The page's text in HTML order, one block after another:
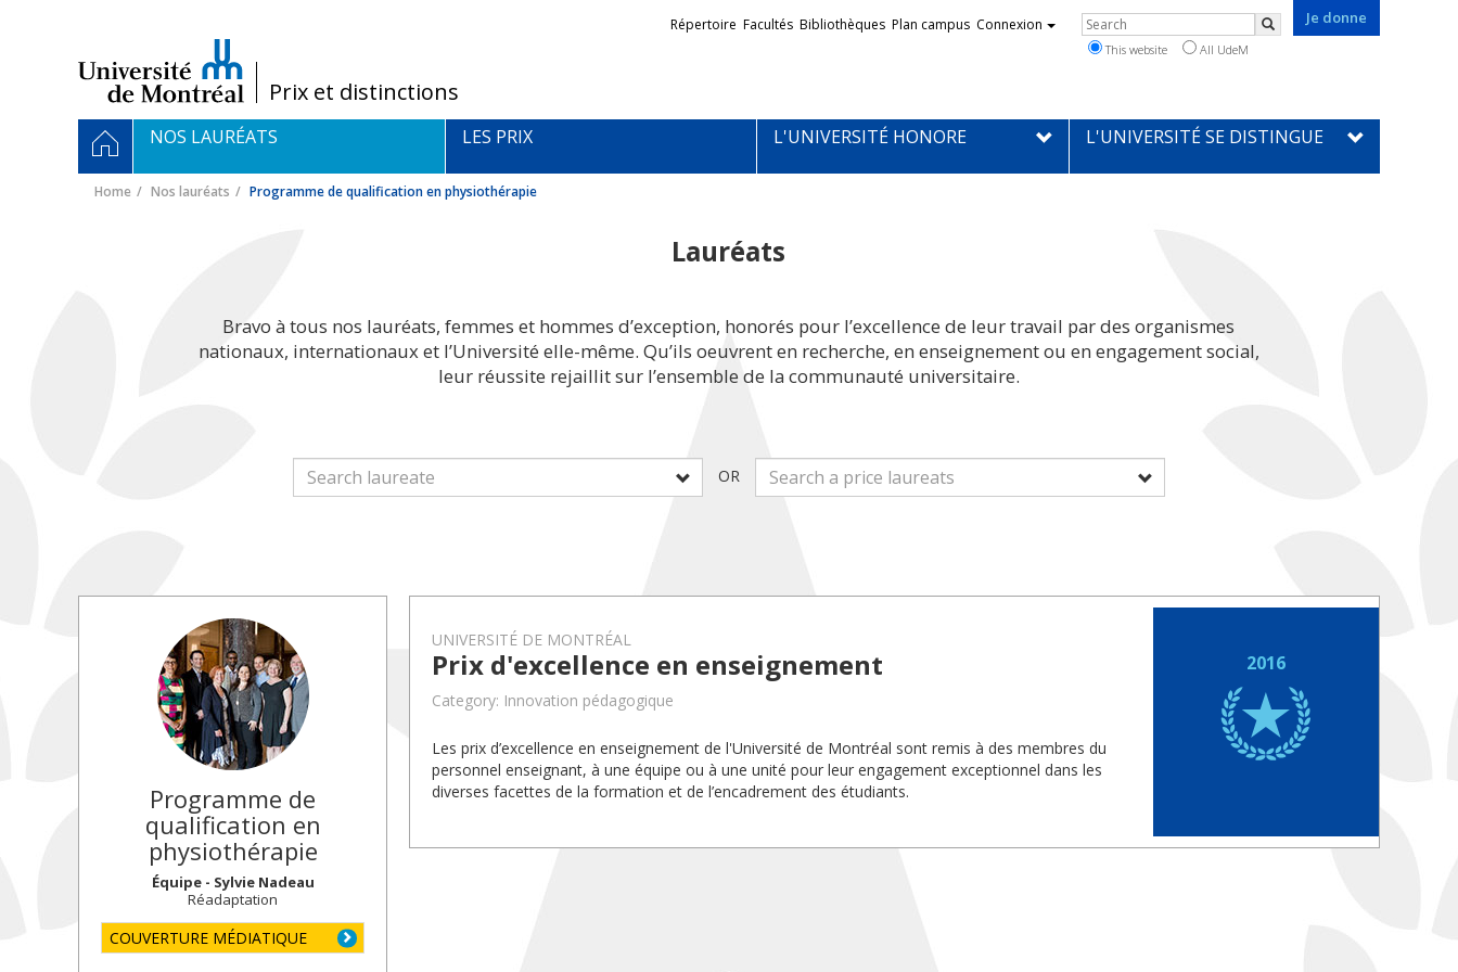
/Prix et distinctions
Je donne
Liens
externes
Répertoire Facultés Bibliothèques Plan campus Connexion Rechercher
Search
This website All UdeM
Navigation
principale
HOMENOS LAURÉATS LES PRIX L'UNIVERSITÉ HONORE L'UNIVERSITÉ SE DISTINGUE
Home Nos lauréats Programme de qualification en physiothérapie
Lauréats
Bravo à tous nos lauréats, femmes et hommes d’exception, honorés pour l’excellence de leur travail par des organismes
nationaux, internationaux et l’Université elle-même. Qu’ils oeuvrent en recherche, en enseignement ou en engagement social,
leur réussite rejaillit sur l’ensemble de la communauté universitaire.
OR
Programme de
qualification en
physiothérapie
Équipe - Sylvie Nadeau
Réadaptation
COUVERTURE MÉDIATIQUE
UNIVERSITÉ DE MONTRÉAL
Prix d'excellence en enseignement
Category: Innovation pédagogique
Les prix d’excellence en enseignement de l'Université de Montréal sont remis à des membres du
personnel enseignant, à une équipe ou à une unité pour leur engagement exceptionnel dans les
diverses facettes de la formation et de l’encadrement des étudiants.
2016